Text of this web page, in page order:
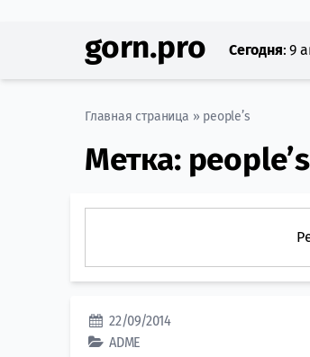
gorn.pro Сегодня: 9
Главная страница » people’s
Метка: people’s
22/09/2014
ADME